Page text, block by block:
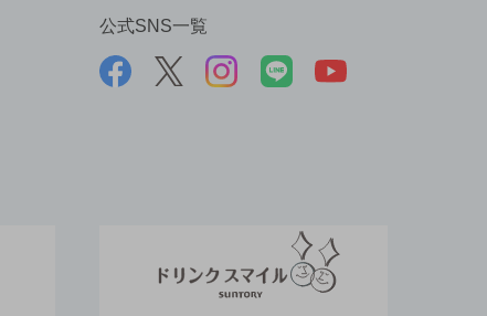
公式SNS一覧